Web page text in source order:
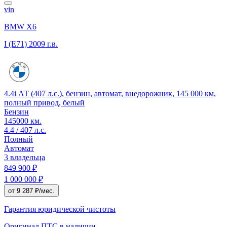
vin
BMW X6
I (E71) 2009 г.в.
4.4i АТ (407 л.с.), бензин, автомат, внедорожник, 145 000 км,
полный привод, белый
Бензин
145000 км.
4.4 / 407 л.с.
Полный
Автомат
3 владельца
849 900 ₽
1 000 000 ₽
от 9 287 ₽/мес.
Гарантия юридической чистоты